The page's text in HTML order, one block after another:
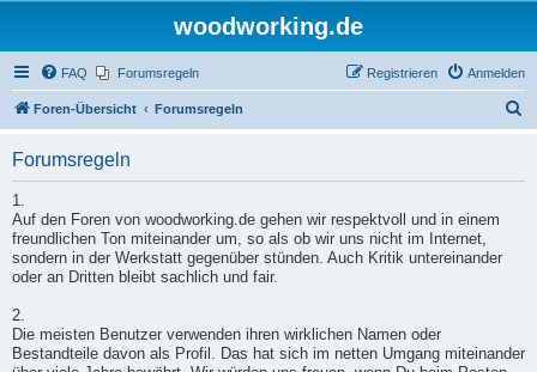
woodworking.de
FAQ Forumsregeln Anmelden
Registrieren
Foren-Übersicht Forumsregeln
Forumsregeln
1.
Auf den Foren von woodworking.de gehen wir respektvoll und in einem
freundlichen Ton miteinander um, so als ob wir uns nicht im Internet,
sondern in der Werkstatt gegenüber stünden. Auch Kritik untereinander
oder an Dritten bleibt sachlich und fair.
2.
Die meisten Benutzer verwenden ihren wirklichen Namen oder
Bestandteile davon als Profil. Das hat sich im netten Umgang miteinander